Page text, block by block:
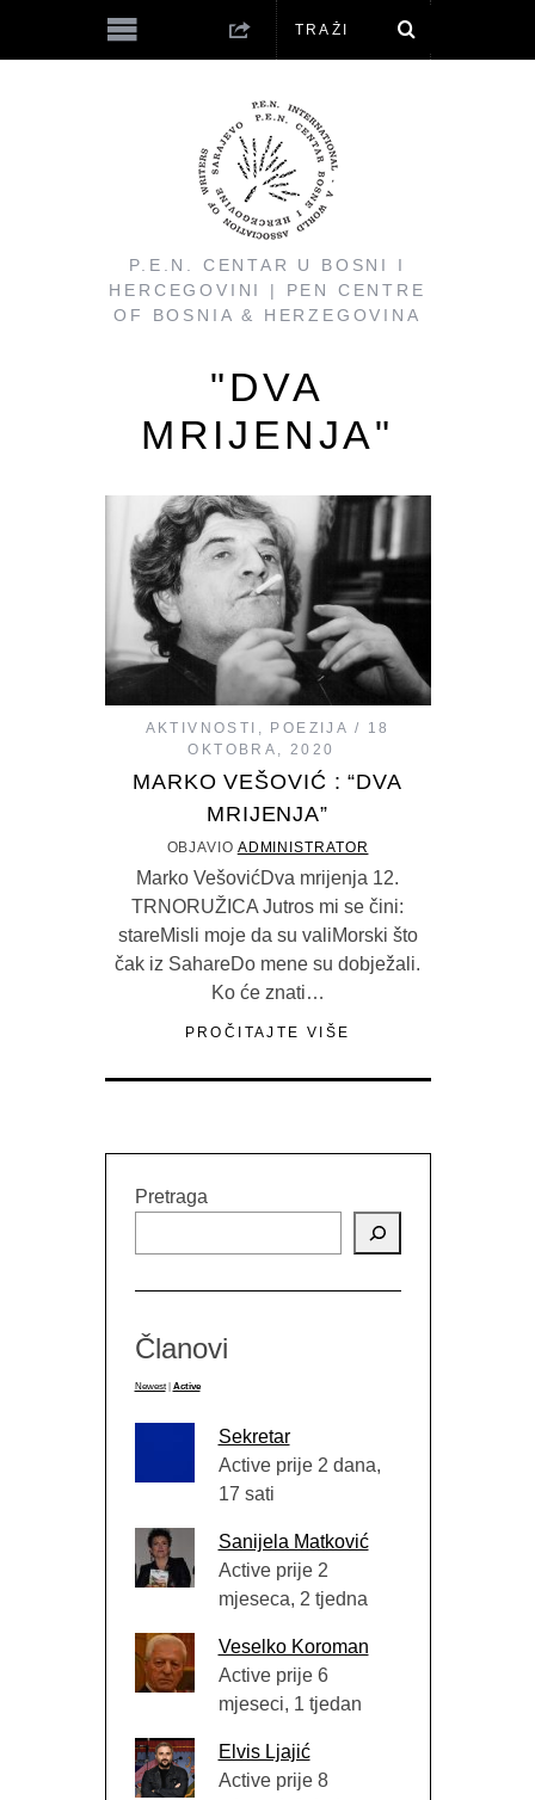
P.E.N. CENTAR U BOSNI I
HERCEGOVINI | PEN CENTRE
OF BOSNIA & HERZEGOVINA
"DVA
MRIJENJA"
AKTIVNOSTI , POEZIJA
18
OKTOBRA, 2020
MARKO VEŠOVIĆ : “DVA
MRIJENJA”
OBJAVIO ADMINISTRATOR
Marko VešovićDva mrijenja 12.
TRNORUŽICA Jutros mi se čini:
stareMisli moje da su valiMorski što
čak iz SahareDo mene su dobježali.
Ko će znati…
PROČITAJTE VIŠE
Pretraga
Članovi
Newest Active
Sekretar
Active prije 2 dana,
17 sati
Sanijela Matković
Active prije 2
mjeseca, 2 tjedna
Veselko Koroman
Active prije 6
mjeseci, 1 tjedan
Elvis Ljajić
Active prije 8